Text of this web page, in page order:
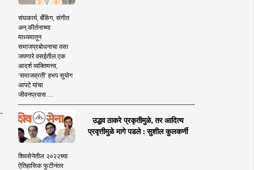
संघकार्य, बँकिंग, संगीत
अन् कीर्तनाच्या
माध्यमातून
समाजप्रबोधनाचा वसा
जपणारे वसईतील एक
आदर्श व्यक्तिमत्त्व,
'समाजव्रती' हभप सुयोग
आपटे यांचा
जीवनप्रवास.....
उद्धव ठाकरे प्रकृतीमुळे, तर आदित्य
प्रवृत्तीमुळे मागे पडले : सुशील कुलकर्णी
शिवसेनेतील २०२२च्या
ऐतिहासिक फुटीनंतर